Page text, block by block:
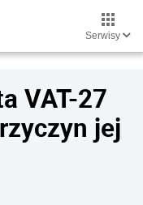
Serwisy
VAT-27
jej